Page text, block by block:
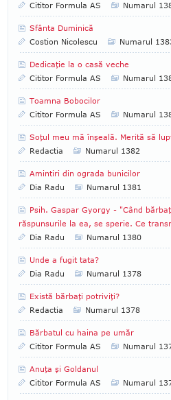
Cititor Formula AS
Numarul
Sfânta Duminică
Costion Nicolescu
Numarul
Dedicaţie la o casă veche
Cititor Formula AS
Numarul
Toamna Bobocilor
Cititor Formula AS
Numarul
Soţul meu mă înşeală. Merită să
Redactia
Numarul 1382
Amintiri din ograda bunicilor
Dia Radu
Numarul 1381
Psih. Gaspar Gyorgy - "Când
răspunsurile la ea, se sperie. Ce
Dia Radu
Numarul 1380
Unde a fugit tata?
Dia Radu
Numarul 1378
Există bărbaţi potriviţi?
Redactia
Numarul 1378
Bărbatul cu haina pe umăr
Cititor Formula AS
Numarul
Anuţa şi Goldanul
Cititor Formula AS
Numarul